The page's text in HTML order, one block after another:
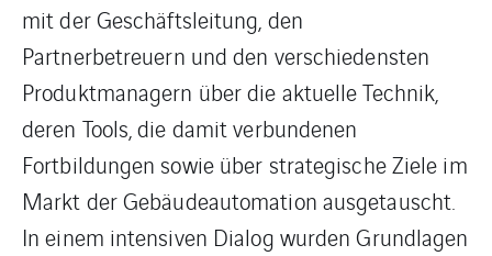
mit der Geschäftsleitung, den
Partnerbetreuern und den verschiedensten
Produktmanagern über die aktuelle Technik,
deren Tools, die damit verbundenen
Fortbildungen sowie über strategische Ziele im
Markt der Gebäudeautomation ausgetauscht.
In einem intensiven Dialog wurden Grundlagen